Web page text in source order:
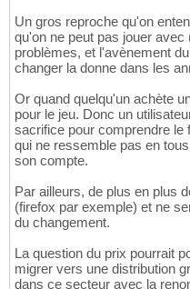
Un gros reproche qu'on
qu'on ne peut pas jouer
problèmes, et l'avènement
changer la donne dans les
Or quand quelqu'un achète
pour le jeu. Donc un
sacrifice pour comprendre le
qui ne ressemble pas en
son compte.
Par ailleurs, de plus en plus
(firefox par exemple) et ne
du changement.
La question du prix pourrait
migrer vers une distribution
dans ce secteur avec la